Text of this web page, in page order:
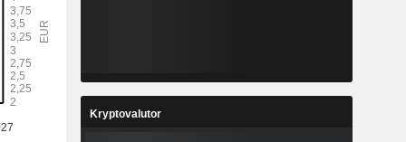
Kryptovalutor